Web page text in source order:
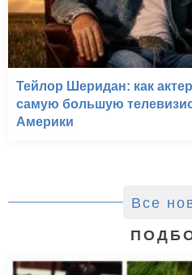
Тейлор Шеридан: как
самую большую
Америки
Все